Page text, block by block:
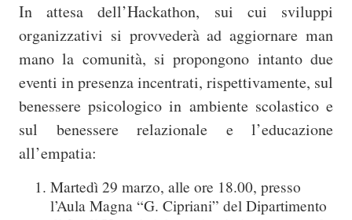
In attesa dell’Hackathon, sui cui sviluppi
organizzativi si provvederà ad aggiornare man
mano la comunità, si propongono intanto due
eventi in presenza incentrati, rispettivamente, sul
benessere psicologico in ambiente scolastico e
sul benessere relazionale e l’educazione
all’empatia:
Martedì 29 marzo, alle ore 18.00, presso
l’Aula Magna “G. Cipriani” del Dipartimento